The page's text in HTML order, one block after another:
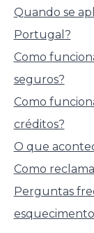
Quando se
Portugal?
Como
seguros?
Como
créditos?
O que
Como
Perguntas
esquecimento